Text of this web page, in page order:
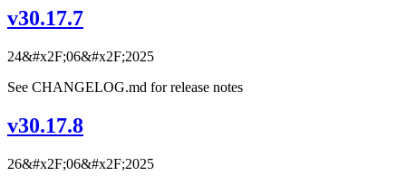
v30.17.7
24&#x2F;06&#x2F;2025
See CHANGELOG.md for release notes
v30.17.8
26&#x2F;06&#x2F;2025